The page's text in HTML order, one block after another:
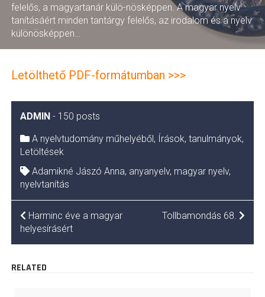
felelős, a magyartanár külö-nösképpen. A magyar nyelv
tanításáért minden tantárgy felelős, az irodalom és a nyelv
különösképpen…
Letölthető PDF-formátumban >>>
ADMIN- 150 posts
A nyelvtudomány műhelyéből, Írások, tanulmányok,
Letöltések
Adamikné Jászó Anna, anyanyelv, magyar nyelv,
nyelvtanítás
BEJEGYZÉS
NAVIGÁCIÓ
Harminc éve a magyar
helyesírásért
Tollbamondás 68.
RELATED